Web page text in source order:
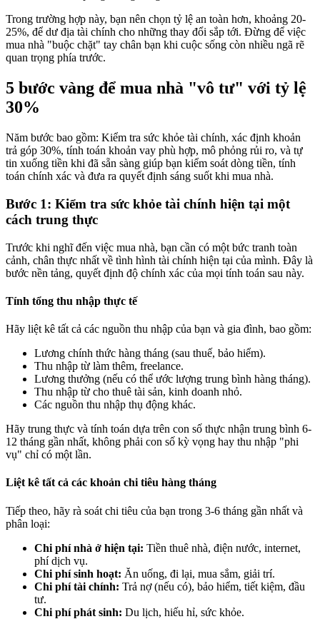
Trong trường hợp này, bạn nên chọn tỷ lệ an toàn hơn, khoảng 20-
25%, để dư địa tài chính cho những thay đổi sắp tới. Đừng để việc
mua nhà "buộc chặt" tay chân bạn khi cuộc sống còn nhiều ngã rẽ
quan trọng phía trước.
5 bước vàng để mua nhà "vô tư" với tỷ lệ
30%
Năm bước bao gồm: Kiểm tra sức khỏe tài chính, xác định khoản
trả góp 30%, tính toán khoản vay phù hợp, mô phỏng rủi ro, và tự
tin xuống tiền khi đã sẵn sàng giúp bạn kiểm soát dòng tiền, tính
toán chính xác và đưa ra quyết định sáng suốt khi mua nhà.
Bước 1: Kiểm tra sức khỏe tài chính hiện tại một
cách trung thực
Trước khi nghĩ đến việc mua nhà, bạn cần có một bức tranh toàn
cảnh, chân thực nhất về tình hình tài chính hiện tại của mình. Đây là
bước nền tảng, quyết định độ chính xác của mọi tính toán sau này.
Tính tổng thu nhập thực tế
Hãy liệt kê tất cả các nguồn thu nhập của bạn và gia đình, bao gồm:
Lương chính thức hàng tháng (sau thuế, bảo hiểm).
Thu nhập từ làm thêm, freelance.
Lương thưởng (nếu có thể ước lượng trung bình hàng tháng).
Thu nhập từ cho thuê tài sản, kinh doanh nhỏ.
Các nguồn thu nhập thụ động khác.
Hãy trung thực và tính toán dựa trên con số thực nhận trung bình 6-
12 tháng gần nhất, không phải con số kỳ vọng hay thu nhập "phi
vụ" chỉ có một lần.
Liệt kê tất cả các khoản chi tiêu hàng tháng
Tiếp theo, hãy rà soát chi tiêu của bạn trong 3-6 tháng gần nhất và
phân loại:
Chi phí nhà ở hiện tại: Tiền thuê nhà, điện nước, internet,
phí dịch vụ.
Chi phí sinh hoạt: Ăn uống, đi lại, mua sắm, giải trí.
Chi phí tài chính: Trả nợ (nếu có), bảo hiểm, tiết kiệm, đầu
tư.
Chi phí phát sinh: Du lịch, hiếu hỉ, sức khỏe.